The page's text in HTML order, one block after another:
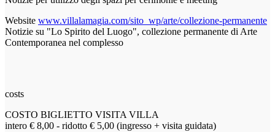
Website www.villalamagia.com/sito_wp/arte/collezione-permanente
Notizie su "Lo Spirito del Luogo", collezione permanente di Arte
Contemporanea nel complesso
costs
COSTO BIGLIETTO VISITA VILLA
intero € 8,00 - ridotto € 5,00 (ingresso + visita guidata)